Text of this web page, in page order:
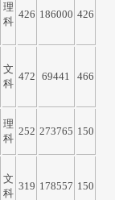
理
科
426 186000 426
文
科
472 69441 466
理
科
252 273765 150
文
科
319 178557 150